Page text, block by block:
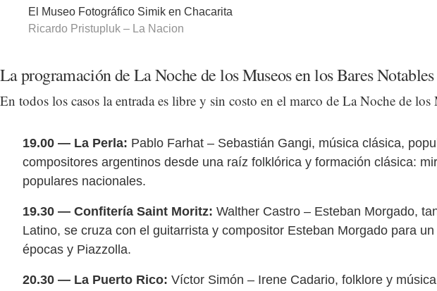
El Museo Fotográfico Simik en Chacarita
Ricardo Pristupluk – La Nacion
La programación de La Noche de los Museos en los Bares Notables
En todos los casos la entrada es libre y sin costo en el marco de La Noche de los
19.00 — La Perla: Pablo Farhat – Sebastián Gangi, música clásica,
compositores argentinos desde una raíz folklórica y formación clásica:
populares nacionales.
19.30 — Confitería Saint Moritz: Walther Castro – Esteban Morgado,
Latino, se cruza con el guitarrista y compositor Esteban Morgado para
épocas y Piazzolla.
20.30 — La Puerto Rico: Víctor Simón – Irene Cadario, folklore y